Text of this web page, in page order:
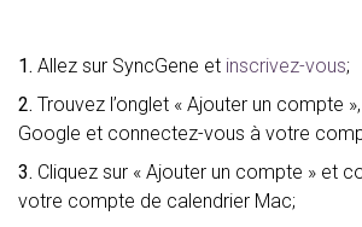
1. Allez sur SyncGene et inscrivez-vous;
2. Trouvez l’onglet « Ajouter un compte
Google et connectez-vous à votre
3. Cliquez sur « Ajouter un compte » et
votre compte de calendrier Mac;